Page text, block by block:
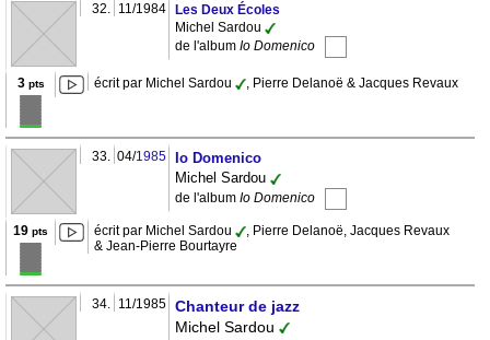
32. 11/1984
Les Deux Écoles
Michel Sardou
de l'album Io Domenico
3pts écrit par Michel Sardou , Pierre Delanoë & Jacques Revaux
33. 04/1985
Io Domenico
Michel Sardou
de l'album Io Domenico
19 pts écrit par Michel Sardou
, Pierre Delanoë, Jacques Revaux
& Jean-Pierre Bourtayre
34. 11/1985
Chanteur de jazz
Michel Sardou